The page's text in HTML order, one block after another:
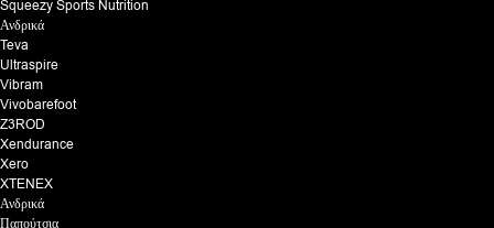
Squeezy Sports Nutrition
Ανδρικά
Teva
Ultraspire
Vibram
Vivobarefoot
Z3ROD
Xendurance
Xero
XTENEX
Ανδρικά
Παπούτσια